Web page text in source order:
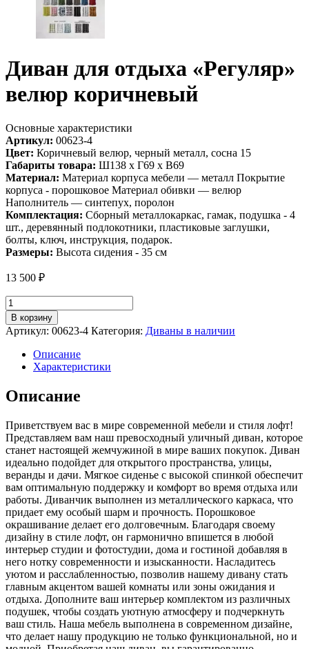
Диван для отдыха «Регуляр»
велюр коричневый
Основные характеристики
Артикул: 00623-4
Цвет: Коричневый велюр, черный металл, сосна 15
Габариты товара: Ш138 х Г69 х В69
Материал: Материал корпуса мебели — металл Покрытие
корпуса - порошковое Материал обивки — велюр
Наполнитель — синтепух, поролон
Комплектация: Сборный металлокаркас, гамак, подушка - 4
шт., деревянный подлокотники, пластиковые заглушки,
болты, ключ, инструкция, подарок.
Размеры: Высота сидения - 35 см
13 500 ₽
Количество
товара
Диван
для
отдыха
"Регуляр"
велюр
коричневый
В корзину
Артикул: 00623-4 Категория: Диваны в наличии
Описание
Характеристики
Описание
Приветствуем вас в мире современной мебели и стиля лофт!
Представляем вам наш превосходный уличный диван, которое
станет настоящей жемчужиной в мире ваших покупок. Диван
идеально подойдет для открытого пространства, улицы,
веранды и дачи. Мягкое сиденье с высокой спинкой обеспечит
вам оптимальную поддержку и комфорт во время отдыха или
работы. Диванчик выполнен из металлического каркаса, что
придает ему особый шарм и прочность. Порошковое
окрашивание делает его долговечным. Благодаря своему
дизайну в стиле лофт, он гармонично впишется в любой
интерьер студии и фотостудии, дома и гостиной добавляя в
него нотку современности и изысканности. Насладитесь
уютом и расслабленностью, позволив нашему дивану стать
главным акцентом вашей комнаты или зоны ожидания и
отдыха. Дополните ваш интерьер комплектом из различных
подушек, чтобы создать уютную атмосферу и подчеркнуть
ваш стиль. Наша мебель выполнена в современном дизайне,
что делает нашу продукцию не только функциональной, но и